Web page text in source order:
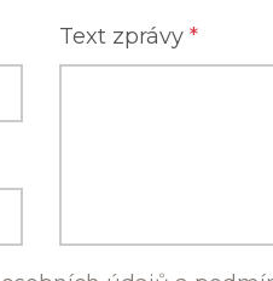
Text zprávy *